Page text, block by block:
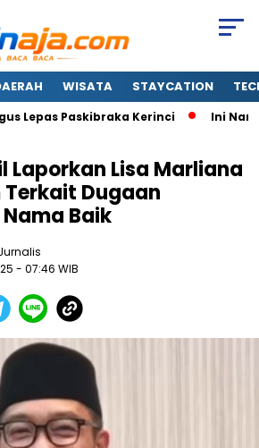
WISATA STAYCATION
Paskibraka Kerinci Ini Nama-
Laporkan Lisa Marliana
Terkait Dugaan
Baik
- 07:46 WIB